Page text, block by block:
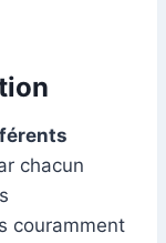
chacun
couramment